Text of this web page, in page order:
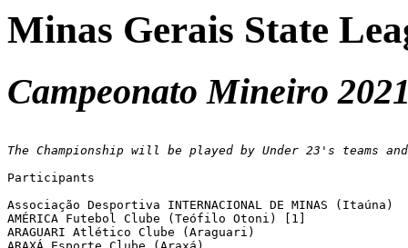
Minas Gerais State
Campeonato Mineiro
The Championship will be played by Under 23's
Participants
Associação Desportiva INTERNACIONAL DE MINAS (Itaúna)
AMÉRICA Futebol Clube (Teófilo Otoni) [1]
ARAGUARI Atlético Clube (Araguari)